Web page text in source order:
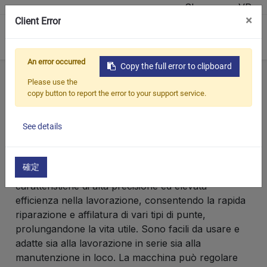
Showroom VR
Affilatrice per punte e frese
Affilatrice per punte e
frese
Le macchine per la rettifica delle punte offrono
caratteristiche di alta precisione ed elevata
efficienza nella lavorazione, consentendo la rapida
riparazione e affilatura di vari tipi di punte,
prolungandone la vita utile. Sono facili da usare e
adatte sia alla lavorazione in serie sia alla
manutenzione in loco. La macchina può regolare
Client Error ×
Copy the full error to clipboard
An error occurred
Please use the
copy button to report the error to your support service.
See details
確定